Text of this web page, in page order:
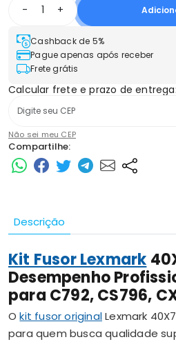
- +
Cashback de 5%
Pague apenas após receber
Frete grátis
Calcular frete e prazo de entrega:
Não sei meu CEP
Compartilhe:
Descrição
Kit Fusor Lexmark
Desempenho
para C792, CS796,
Okit fusor originalLexmark
para quem busca qualidade